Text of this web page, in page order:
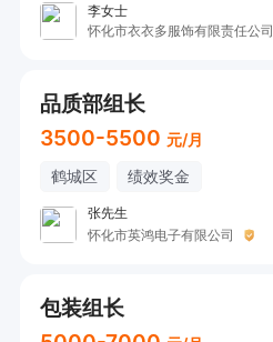
李女士
怀化市衣衣多服饰有限责任公司
品质部组长
3500-5500 元/月
鹤城区 绩效奖金
张先生
怀化市英鸿电子有限公司
包装组长